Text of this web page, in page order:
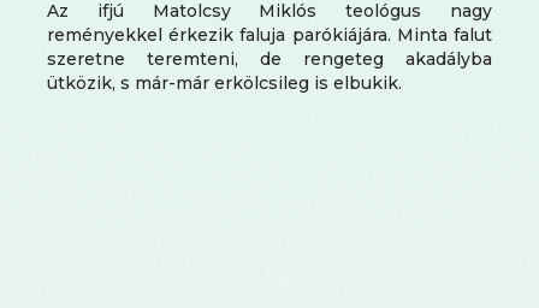
Az ifjú Matolcsy Miklós teológus nagy
reményekkel érkezik faluja parókiájára. Minta falut
szeretne teremteni, de rengeteg akadályba
ütközik, s már-már erkölcsileg is elbukik.